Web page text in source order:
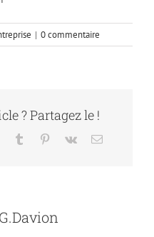
| 0 commentaire
? Partagez le !
Tumblr Pinterest
Vk Email
G.Davion